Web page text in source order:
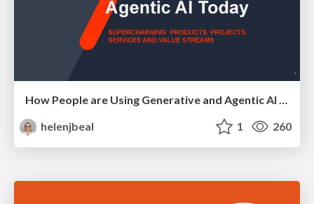
How People are Using Generative and Agentic AI to Supercharge Their Products, Projects, Services and Value Streams Today
helenjbeal
1 260